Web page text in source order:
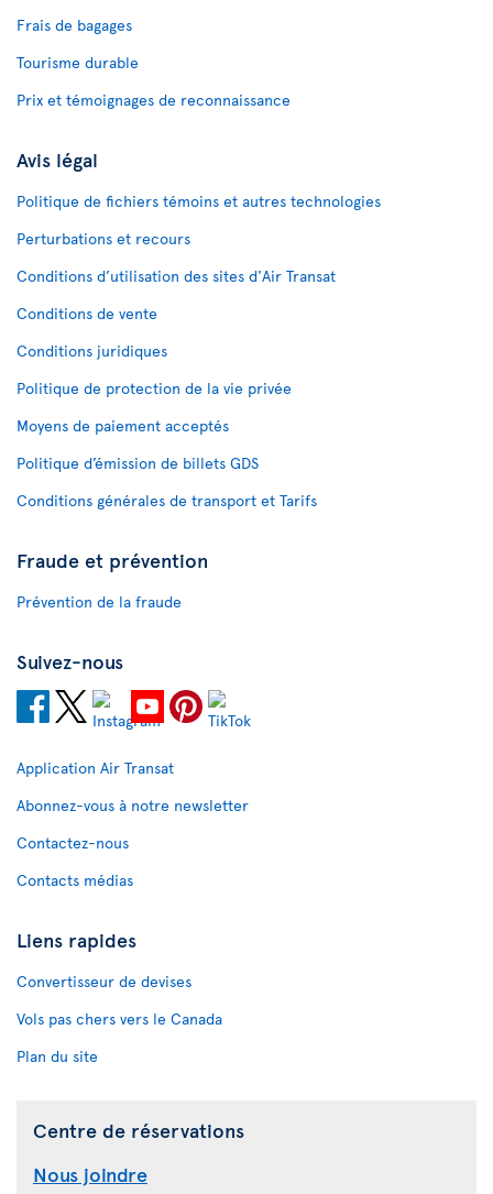
Frais de bagages
Tourisme durable
Prix et témoignages de reconnaissance
Avis légal
Politique de fichiers témoins et autres technologies
Perturbations et recours
Conditions d’utilisation des sites d'Air Transat
Conditions de vente
Conditions juridiques
Politique de protection de la vie privée
Moyens de paiement acceptés
Politique d’émission de billets GDS
Conditions générales de transport et Tarifs
Fraude et prévention
Prévention de la fraude
Suivez-nous
Application Air Transat
Abonnez-vous à notre newsletter
Contactez-nous
Contacts médias
Liens rapides
Convertisseur de devises
Vols pas chers vers le Canada
Plan du site
Centre de réservations
Nous joindre